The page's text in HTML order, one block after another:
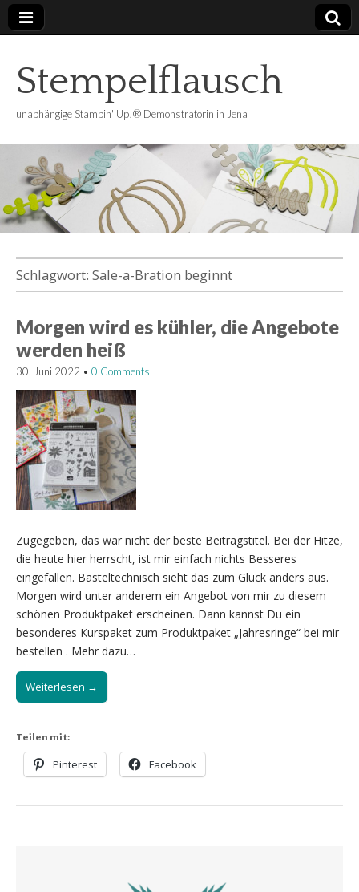
Stempelflausch
unabhängige Stampin' Up!® Demonstratorin in Jena
Schlagwort: Sale-a-Bration beginnt
Morgen wird es kühler, die Angebote
werden heiß
30. Juni 2022 • 0 Comments
Zugegeben, das war nicht der beste Beitragstitel. Bei der Hitze,
die heute hier herrscht, ist mir einfach nichts Besseres
eingefallen. Basteltechnisch sieht das zum Glück anders aus.
Morgen wird unter anderem ein Angebot von mir zu diesem
schönen Produktpaket erscheinen. Dann kannst Du ein
besonderes Kurspaket zum Produktpaket „Jahresringe“ bei mir
bestellen . Mehr dazu…
Weiterlesen →
Teilen mit:
Pinterest Facebook